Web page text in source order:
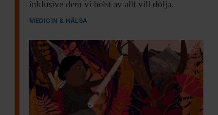
inklusive dem vi helst av allt vill dölja.
MEDICIN & HÄLSA